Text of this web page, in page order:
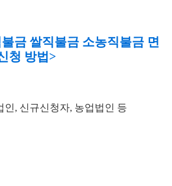
금 쌀직불금 소농직불금 면
청 방법>
인, 신규신청자, 농업법인 등